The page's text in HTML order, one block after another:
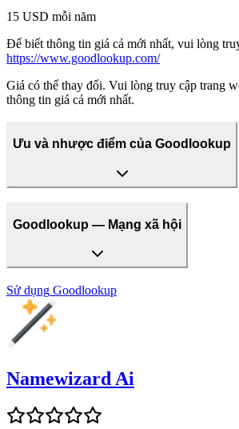
15 USD mỗi năm
Để biết thông tin giá cả mới nhất, vui lòng
https://www.goodlookup.com/
Giá có thể thay đổi. Vui lòng truy cập trang
thông tin giá cả mới nhất.
Ưu và nhược điểm của Goodlookup
Goodlookup — Mạng xã hội
Sử dụng Goodlookup
Namewizard Ai